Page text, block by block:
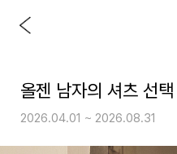
올젠 남자의 셔츠 선택
2026.04.01 ~ 2026.08.31